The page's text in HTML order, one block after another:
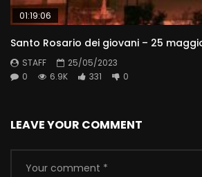
01:19:06
Santo Rosario dei giovani – 25
STAFF
25/05/2023
0
6.9K 331 0
LEAVE YOUR COMMENT